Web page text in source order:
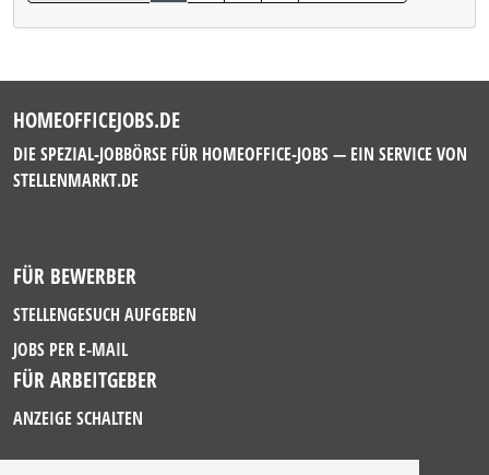
HOMEOFFICEJOBS.DE
DIE SPEZIAL-JOBBÖRSE FÜR HOMEOFFICE-JOBS — EIN SERVICE VON
STELLENMARKT.DE
FÜR BEWERBER
STELLENGESUCH AUFGEBEN
JOBS PER E-MAIL
FÜR ARBEITGEBER
ANZEIGE SCHALTEN